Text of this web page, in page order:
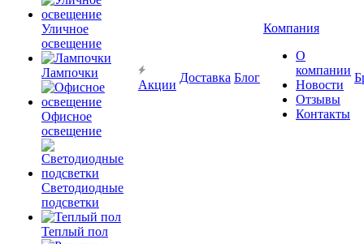
Уличное
освещение
Лампочки
Офисное
освещение
Светодиодные
подсветки
Теплый пол
Акции
Доставка Блог
Компания
О
компании
Новости
Отзывы
Контакты